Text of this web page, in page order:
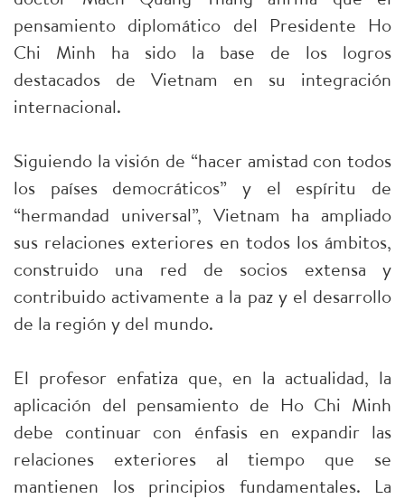
pensamiento diplomático del Presidente Ho
Chi Minh ha sido la base de los logros
destacados de Vietnam en su integración
internacional.
Siguiendo la visión de “hacer amistad con todos
los países democráticos” y el espíritu de
“hermandad universal”, Vietnam ha ampliado
sus relaciones exteriores en todos los ámbitos,
construido una red de socios extensa y
contribuido activamente a la paz y el desarrollo
de la región y del mundo.
El profesor enfatiza que, en la actualidad, la
aplicación del pensamiento de Ho Chi Minh
debe continuar con énfasis en expandir las
relaciones exteriores al tiempo que se
mantienen los principios fundamentales. La